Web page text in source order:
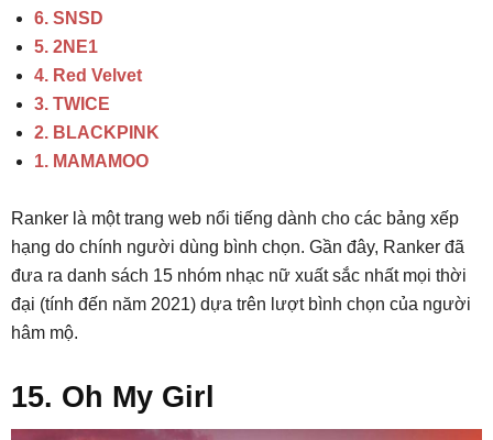
6. SNSD
5. 2NE1
4. Red Velvet
3. TWICE
2. BLACKPINK
1. MAMAMOO
Ranker là một trang web nổi tiếng dành cho các bảng xếp
hạng do chính người dùng bình chọn. Gần đây, Ranker đã
đưa ra danh sách 15 nhóm nhạc nữ xuất sắc nhất mọi thời
đại (tính đến năm 2021) dựa trên lượt bình chọn của người
hâm mộ.
15. Oh My Girl